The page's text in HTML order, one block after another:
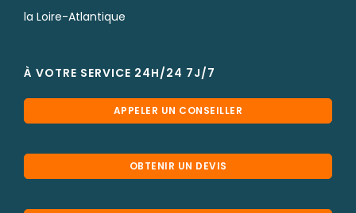
la Loire-Atlantique
À VOTRE SERVICE 24H/24 7J/7
APPELER UN CONSEILLER
OBTENIR UN DEVIS